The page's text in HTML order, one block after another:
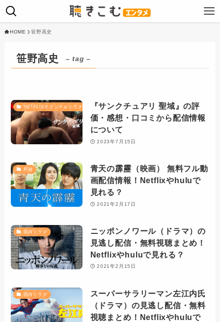
HOME 笹野高史
笹野高史 – tag –
NETFLIXオリジナルドラマ
『サンクチュアリ 聖域』の評
価・感想・口コミから配信情報
について
2023年7月15日
邦画
青天の霹靂（映画） 無料フル動
画配信情報！Netflixやhuluで
見れる？
2021年2月17日
国内ドラマ
ニッポンノワール（ドラマ）の
見逃し配信・無料視聴まとめ！
Netflixやhuluで見れる？
2021年2月15日
国内ドラマ
スーパーサラリーマン左江内氏
（ドラマ）の見逃し配信・無料
視聴まとめ！Netflixやhuluで